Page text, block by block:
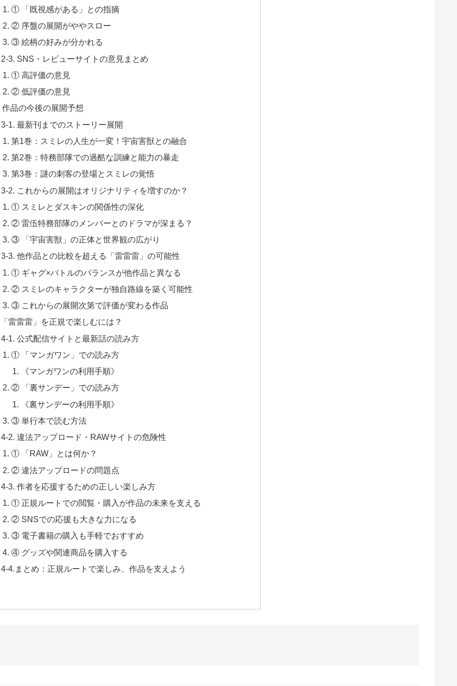
① 「既視感がある」との指摘
② 序盤の展開がややスロー
③ 絵柄の好みが分かれる
2-3. SNS・レビューサイトの意見まとめ
① 高評価の意見
② 低評価の意見
作品の今後の展開予想
3-1. 最新刊までのストーリー展開
第1巻：スミレの人生が一変！宇宙害獣との融合
第2巻：特務部隊での過酷な訓練と能力の暴走
第3巻：謎の刺客の登場とスミレの覚悟
3-2. これからの展開はオリジナリティを増すのか？
① スミレとダスキンの関係性の深化
② 雷伍特務部隊のメンバーとのドラマが深まる？
③ 「宇宙害獣」の正体と世界観の広がり
3-3. 他作品との比較を超える「雷雷雷」の可能性
① ギャグ×バトルのバランスが他作品と異なる
② スミレのキャラクターが独自路線を築く可能性
③ これからの展開次第で評価が変わる作品
雷雷雷」を正規で楽しむには？
4-1. 公式配信サイトと最新話の読み方
① 「マンガワン」での読み方
《マンガワンの利用手順》
② 「裏サンデー」での読み方
《裏サンデーの利用手順》
③ 単行本で読む方法
4-2. 違法アップロード・RAWサイトの危険性
① 「RAW」とは何か？
② 違法アップロードの問題点
4-3. 作者を応援するための正しい楽しみ方
① 正規ルートでの閲覧・購入が作品の未来を支える
② SNSでの応援も大きな力になる
③ 電子書籍の購入も手軽でおすすめ
④ グッズや関連商品を購入する
4-4.まとめ：正規ルートで楽しみ、作品を支えよう